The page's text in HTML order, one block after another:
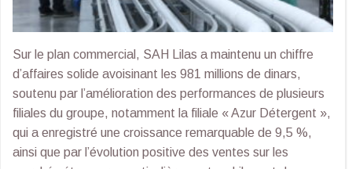
Sur le plan commercial, SAH Lilas a maintenu un chiffre
d’affaires solide avoisinant les 981 millions de dinars,
soutenu par l’amélioration des performances de plusieurs
filiales du groupe, notamment la filiale « Azur Détergent »,
qui a enregistré une croissance remarquable de 9,5 %,
ainsi que par l’évolution positive des ventes sur les